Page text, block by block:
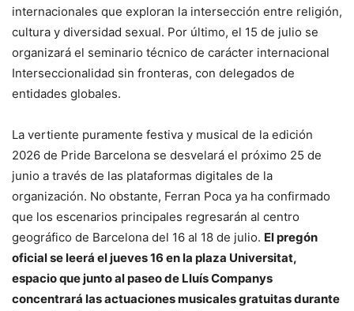
internacionales que exploran la intersección entre religión,
cultura y diversidad sexual. Por último, el 15 de julio se
organizará el seminario técnico de carácter internacional
Interseccionalidad sin fronteras, con delegados de
entidades globales.
La vertiente puramente festiva y musical de la edición
2026 de Pride Barcelona se desvelará el próximo 25 de
junio a través de las plataformas digitales de la
organización. No obstante, Ferran Poca ya ha confirmado
que los escenarios principales regresarán al centro
geográfico de Barcelona del 16 al 18 de julio. El pregón
oficial se leerá el jueves 16 en la plaza Universitat,
espacio que junto al paseo de Lluís Companys
concentrará las actuaciones musicales gratuitas durante